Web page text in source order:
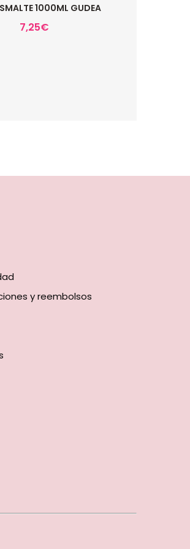
1000ML GUDEA
7,25€
y reembolsos